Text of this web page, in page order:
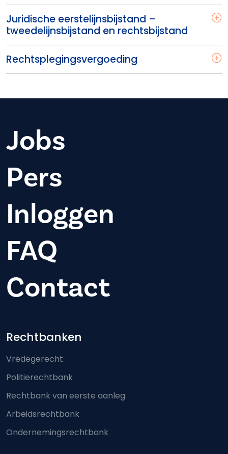
Juridische eerstelijnsbijstand –
tweedelijnsbijstand en rechtsbijstand
Rechtsplegingsvergoeding
Jobs
Pers
Inloggen
FAQ
Contact
Footer-menu
Rechtbanken
Vredegerecht
Politierechtbank
Rechtbank van eerste aanleg
Arbeidsrechtbank
Ondernemingsrechtbank